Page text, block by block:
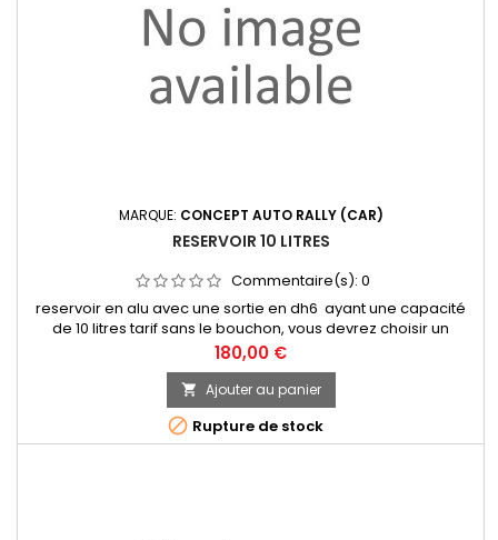
MARQUE: CONCEPT AUTO RALLY (CAR)
RESERVOIR 10 LITRES
Commentaire(s): 0
reservoir en alu avec une sortie en dh6 ayant une capacité
de 10 litres tarif sans le bouchon, vous devrez choisir un
bouchon dans la categorie il sera livré avec le bouchon que
vous aurez selectionné dans la categorie bouchon de
réservoir
Prix
180,00 €
 Ajouter au panier
 Rupture de stock